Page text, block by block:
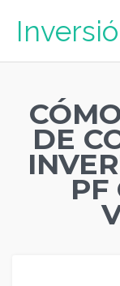
DE
PF